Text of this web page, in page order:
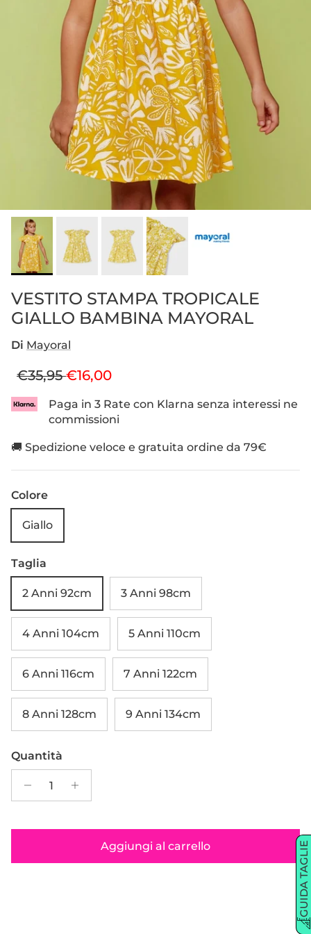
VESTITO STAMPA TROPICALE
GIALLO BAMBINA MAYORAL
Di Mayoral
Prezzo normale
€35,95Prezzo di vendita
€16,00
Paga in 3 Rate con Klarna senza interessi ne
commissioni
🚚 Spedizione veloce e gratuita ordine da 79€
Colore
Giallo
Taglia
2 Anni 92cm 3 Anni 98cm
4 Anni 104cm 5 Anni 110cm
6 Anni 116cm 7 Anni 122cm
8 Anni 128cm 9 Anni 134cm
Quantità
Aggiungi al carrello GUIDA TAGLIE